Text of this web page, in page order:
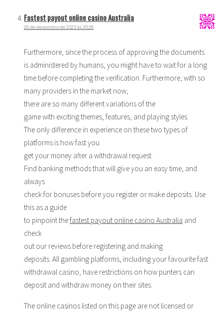
Fastest payout online casino Australia
26 de dezembro de 2025 às 20:28
Furthermore, since the process of approving the documents
is administered by humans, you might have to wait for a long
time before completing the verification. Furthermore, with so
many providers in the market now,
there are so many different variations of the
game with exciting themes, features, and playing styles.
The only difference in experience on these two types of
platforms is how fast you
get your money after a withdrawal request.
Find banking methods that will give you an easy time, and
always
check for bonuses before you register or make deposits. Use
this as a guide
to pinpoint thefastest payout online casino Australia and
check
out our reviews before registering and making
deposits. All gambling platforms, including your favourite fast
withdrawal casino, have restrictions on how punters can
deposit and withdraw money on their sites.
The online casinos listed on this page are not licensed or